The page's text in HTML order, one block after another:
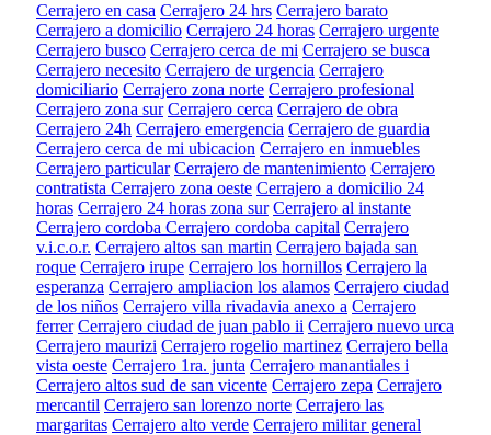
Cerrajero en casa Cerrajero 24 hrs Cerrajero barato
Cerrajero a domicilio Cerrajero 24 horas Cerrajero urgente
Cerrajero busco Cerrajero cerca de mi Cerrajero se busca
Cerrajero necesito Cerrajero de urgencia Cerrajero
domiciliario Cerrajero zona norte Cerrajero profesional
Cerrajero zona sur Cerrajero cerca Cerrajero de obra
Cerrajero 24h Cerrajero emergencia Cerrajero de guardia
Cerrajero cerca de mi ubicacion Cerrajero en inmuebles
Cerrajero particular Cerrajero de mantenimiento Cerrajero
contratista Cerrajero zona oeste Cerrajero a domicilio 24
horas Cerrajero 24 horas zona sur Cerrajero al instante
Cerrajero cordoba Cerrajero cordoba capital Cerrajero
v.i.c.o.r. Cerrajero altos san martin Cerrajero bajada san
roque Cerrajero irupe Cerrajero los hornillos Cerrajero la
esperanza Cerrajero ampliacion los alamos Cerrajero ciudad
de los niños Cerrajero villa rivadavia anexo a Cerrajero
ferrer Cerrajero ciudad de juan pablo ii Cerrajero nuevo urca
Cerrajero maurizi Cerrajero rogelio martinez Cerrajero bella
vista oeste Cerrajero 1ra. junta Cerrajero manantiales i
Cerrajero altos sud de san vicente Cerrajero zepa Cerrajero
mercantil Cerrajero san lorenzo norte Cerrajero las
margaritas Cerrajero alto verde Cerrajero militar general